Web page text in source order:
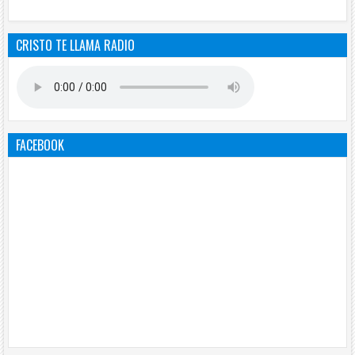
CRISTO TE LLAMA RADIO
FACEBOOK